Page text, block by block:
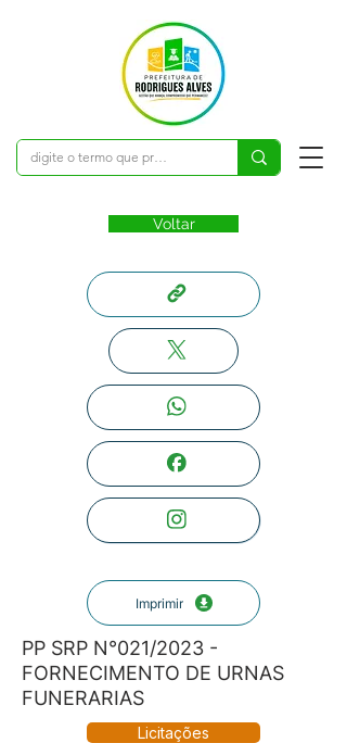
Voltar
Imprimir
PP SRP N°021/2023 -
FORNECIMENTO DE URNAS
FUNERARIAS
Licitações